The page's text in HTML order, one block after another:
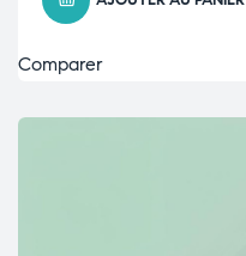
Comparer